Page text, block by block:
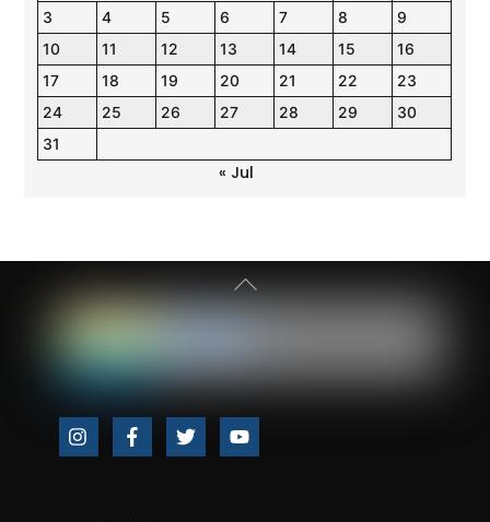
3
4 5 6 7 8
9
10
11 12 13 14 15
16
17
18 19 20 21 22
23
24
25 26 27 28 29
30
31
« Jul
Back
Icon
Icon
Icon
Icon